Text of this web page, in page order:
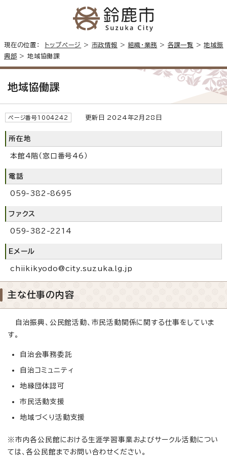
現在の位置： トップページ > 市政情報 >組織・業務 > 各課一覧 >地域振
興部 > 地域協働課
地域協働課
ページ番号1004242 更新日 2024年2月28日
所在地
本館4階（窓口番号46）
電話
059-382-8695
ファクス
059-382-2214
Eメール
chiikikyodo@city.suzuka.lg.jp
主な仕事の内容
自治振興、公民館活動、市民活動関係に関する仕事をしていま
す。
自治会事務委託
自治コミュニティ
地縁団体認可
市民活動支援
地域づくり活動支援
※市内各公民館における生涯学習事業およびサークル活動につい
ては、各公民館までお問い合わせください。